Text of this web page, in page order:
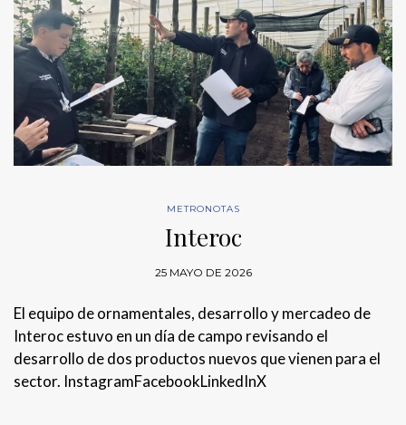
METRONOTAS
Interoc
25 MAYO DE 2026
El equipo de ornamentales, desarrollo y mercadeo de
Interoc estuvo en un día de campo revisando el
desarrollo de dos productos nuevos que vienen para el
sector. InstagramFacebookLinkedInX